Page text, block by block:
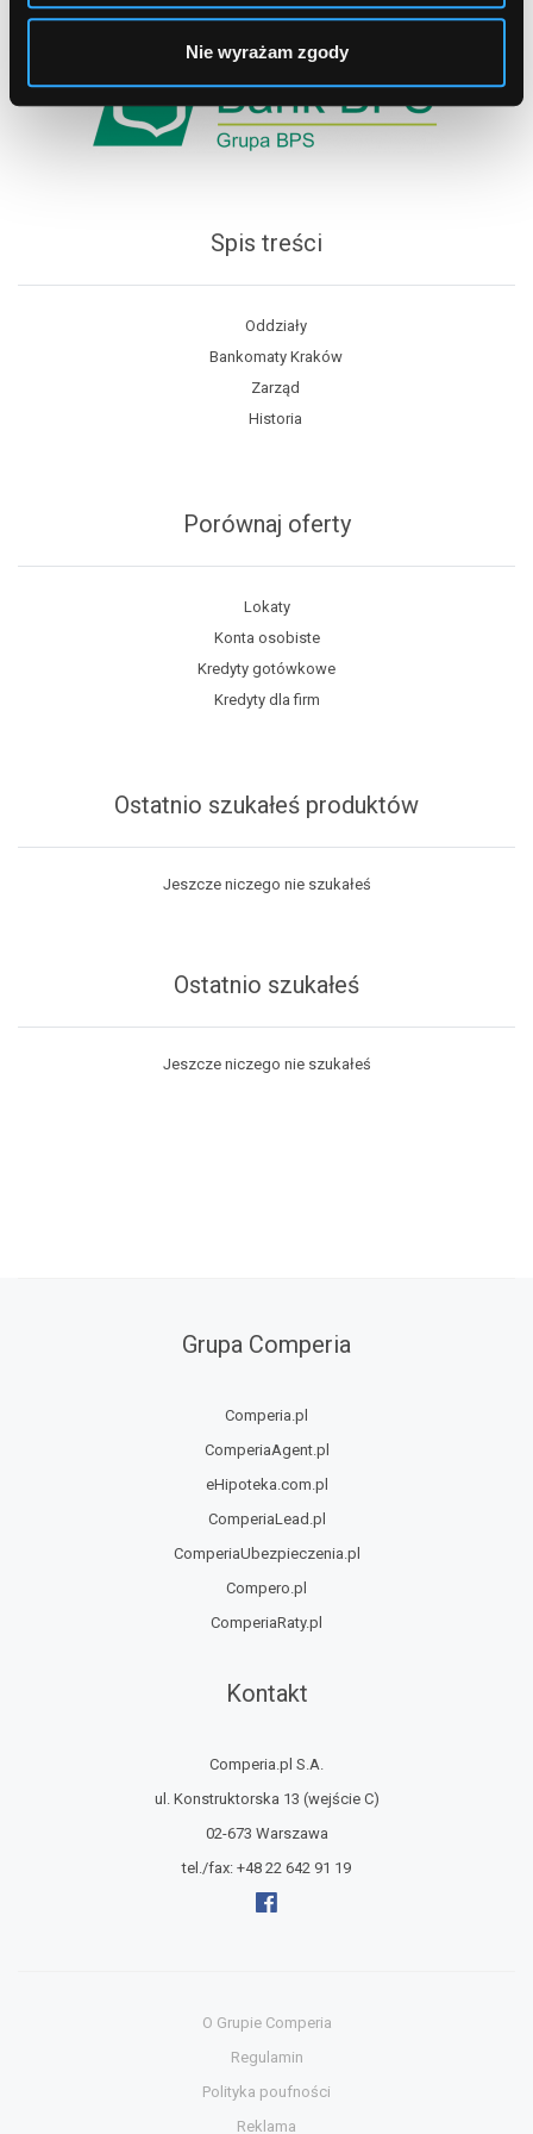
Nie wyrażam zgody
Spis treści
Oddziały
Bankomaty Kraków
Zarząd
Historia
Porównaj oferty
Lokaty
Konta osobiste
Kredyty gotówkowe
Kredyty dla firm
Ostatnio szukałeś produktów
Jeszcze niczego nie szukałeś
Ostatnio szukałeś
Jeszcze niczego nie szukałeś
Grupa Comperia
Comperia.pl
ComperiaAgent.pl
eHipoteka.com.pl
ComperiaLead.pl
ComperiaUbezpieczenia.pl
Compero.pl
ComperiaRaty.pl
Kontakt
Comperia.pl S.A.
ul. Konstruktorska 13 (wejście C)
02-673 Warszawa
tel./fax: +48 22 642 91 19
O Grupie Comperia
Regulamin
Polityka poufności
Reklama